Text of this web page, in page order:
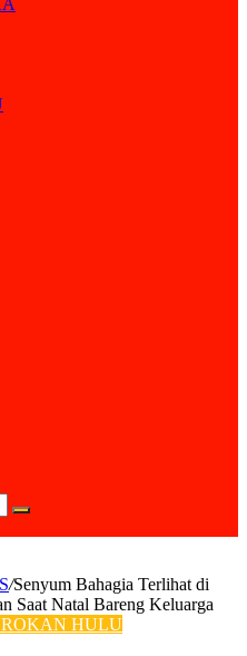
Search
for
/Senyum Bahagia Terlihat di
Saat Natal Bareng Keluarga
ROKAN HULU